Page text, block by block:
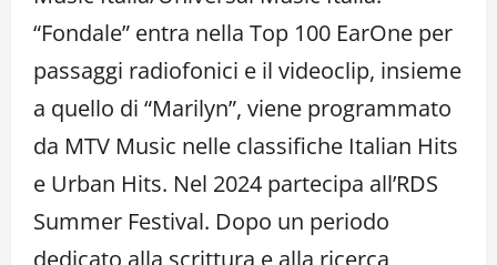
“Fondale” entra nella Top 100 EarOne per
passaggi radiofonici e il videoclip, insieme
a quello di “Marilyn”, viene programmato
da MTV Music nelle classifiche Italian Hits
e Urban Hits. Nel 2024 partecipa all’RDS
Summer Festival. Dopo un periodo
dedicato alla scrittura e alla ricerca